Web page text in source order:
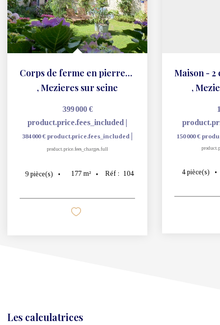
Corps de ferme en pierres - 9 pièces - 180 m2
,Mezieres sur seine
399 000 €
product.price.fees_included
384 000 € product.price.fees_included
product.price.fees_charges.full
9 pièce(s) 177 m² Réf : 104
,
150 000 €
4 pièce(s)
Les calculatrices